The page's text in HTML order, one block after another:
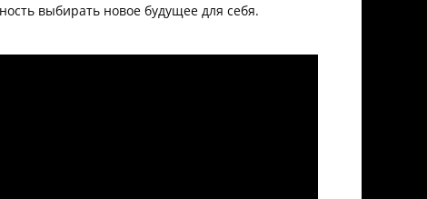
выбирать новое будущее для себя.